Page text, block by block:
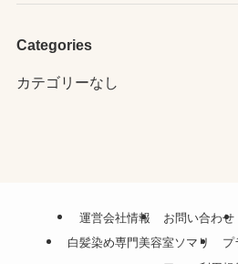
Categories
カテゴリーなし
運営会社情報 お問い合わせ
白髪染め専門美容室ソマリ
プ